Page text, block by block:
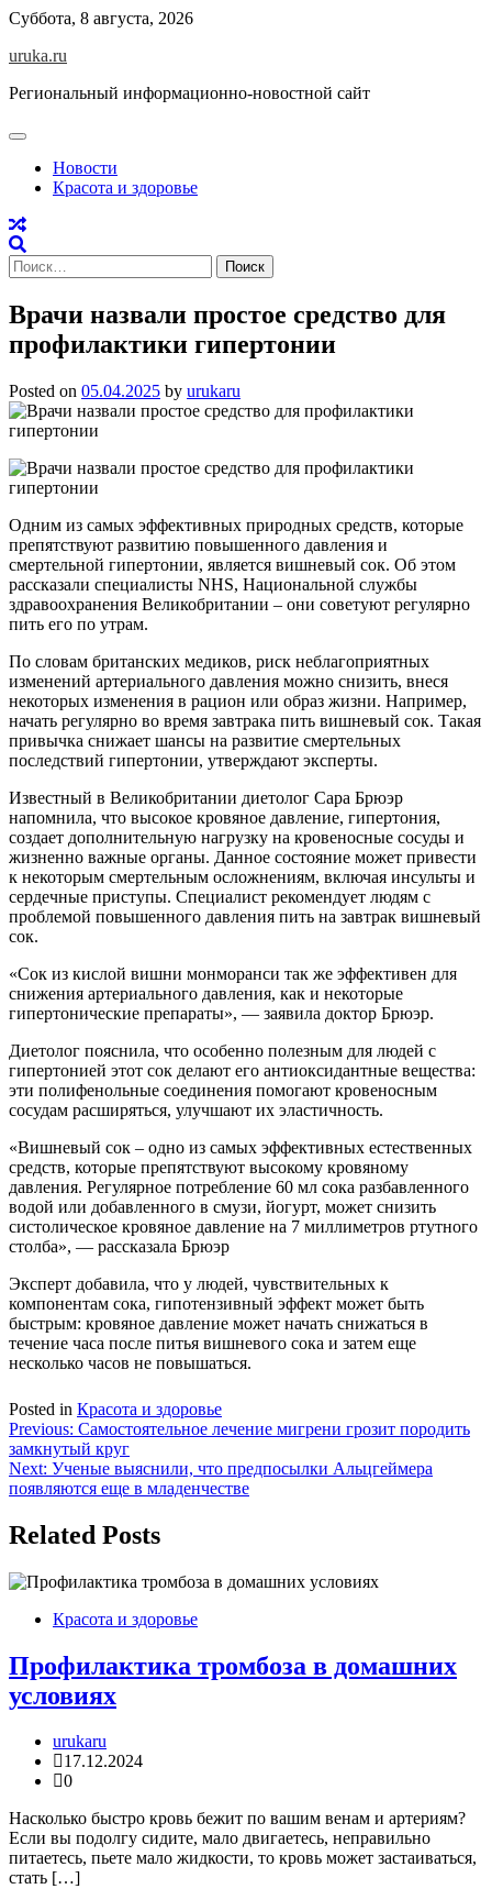
Skip
content
Суббота, 8 августа, 2026
uruka.ru
Региональный информационно-новостной сайт
Новости
Красота и здоровье
Найти:
Врачи назвали простое средство для
профилактики гипертонии
Posted on 05.04.2025 by urukaru
Одним из самых эффективных природных средств, которые
препятствуют развитию повышенного давления и
смертельной гипертонии, является вишневый сок. Об этом
рассказали специалисты NHS, Национальной службы
здравоохранения Великобритании – они советуют регулярно
пить его по утрам.
По словам британских медиков, риск неблагоприятных
изменений артериального давления можно снизить, внеся
некоторых изменения в рацион или образ жизни. Например,
начать регулярно во время завтрака пить вишневый сок. Такая
привычка снижает шансы на развитие смертельных
последствий гипертонии, утверждают эксперты.
Известный в Великобритании диетолог Сара Брюэр
напомнила, что высокое кровяное давление, гипертония,
создает дополнительную нагрузку на кровеносные сосуды и
жизненно важные органы. Данное состояние может привести
к некоторым смертельным осложнениям, включая инсульты и
сердечные приступы. Специалист рекомендует людям с
проблемой повышенного давления пить на завтрак вишневый
сок.
«Сок из кислой вишни монморанси так же эффективен для
снижения артериального давления, как и некоторые
гипертонические препараты», — заявила доктор Брюэр.
Диетолог пояснила, что особенно полезным для людей с
гипертонией этот сок делают его антиоксидантные вещества:
эти полифенольные соединения помогают кровеносным
сосудам расширяться, улучшают их эластичность.
«Вишневый сок – одно из самых эффективных естественных
средств, которые препятствуют высокому кровяному
давления. Регулярное потребление 60 мл сока разбавленного
водой или добавленного в смузи, йогурт, может снизить
систолическое кровяное давление на 7 миллиметров ртутного
столба», — рассказала Брюэр
Эксперт добавила, что у людей, чувствительных к
компонентам сока, гипотензивный эффект может быть
быстрым: кровяное давление может начать снижаться в
течение часа после питья вишневого сока и затем еще
несколько часов не повышаться.
Posted in Красота и здоровье
Навигация
по
записям
Previous: Самостоятельное лечение мигрени грозит породить
замкнутый круг
Next: Ученые выяснили, что предпосылки Альцгеймера
появляются еще в младенчестве
Related Posts
Красота и здоровье
Профилактика тромбоза в домашних
условиях
urukaru
17.12.2024
0
Насколько быстро кровь бежит по вашим венам и артериям?
Если вы подолгу сидите, мало двигаетесь, неправильно
питаетесь, пьете мало жидкости, то кровь может застаиваться,
стать […]